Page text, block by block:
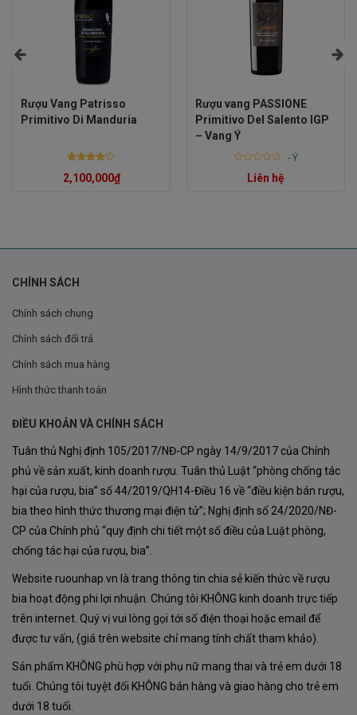
Quy trình sản xuất Rượu Vang Carta Vieja
Cabernet Sauvignon
Để tạo nên một chai Rượu Vang
Sauvignonchất lượng, nhà làm vang đã tuân thủ quy
trình sản xuất nghiêm ngặt, kết hợp giữa
Rượu vang được làm từ 100% giống nho
Cabernet Sauvignon– giống nho đỏ trứ
danh, được trồng tạiLoncomilla Valley,
một tiểu vùng thuộc
Nho được thu hoạch thủ công vào thời
điểm chín rộ nhất để đảm bảo độ ngọt, độ
chua và cấu trúc tannin cân bằng.
Sơ tuyển và nghiền ép
Rượu Vang Patrisso
Primitivo Di Manduria
Rated
4.00out
2,100,000₫
Rượu vang PASSIONE
Primitivo Del Salento IGP
– Vang Ý
Rated
- Ý
Liên hệ
CHÍNH SÁCH
Chính sách chung
Chính sách đổi trả
Chính sách mua hàng
Hình thức thanh toán
ĐIỀU KHOẢN VÀ CHÍNH SÁCH
Tuân thủ Nghị định 105/2017/NĐ-CP ngày 14/9/2017 của Chính
phủ về sản xuất, kinh doanh rượu. Tuân thủ Luật “phòng chống tác
hại của rượu, bia” số 44/2019/QH14-Điều 16 về “điều kiện bán rượu,
bia theo hình thức thương mại điện tử”; Nghị định số 24/2020/NĐ-
CP của Chính phủ “quy định chi tiết một số điều của Luật phòng,
chống tác hại của rượu, bia”.
Website ruounhap.vn là trang thông tin chia sẻ kiến thức về rượu
bia hoạt động phi lợi nhuận. Chúng tôi KHÔNG kinh doanh trực tiếp
trên internet. Quý vị vui lòng gọi tới số điện thoại hoặc email để
được tư vấn, (giá trên website chỉ mang tính chất tham khảo).
Sản phẩm KHÔNG phù hợp với phụ nữ mang thai và trẻ em dưới 18
tuổi. Chúng tôi tuyệt đối KHÔNG bán hàng và giao hàng cho trẻ em
dưới 18 tuổi.